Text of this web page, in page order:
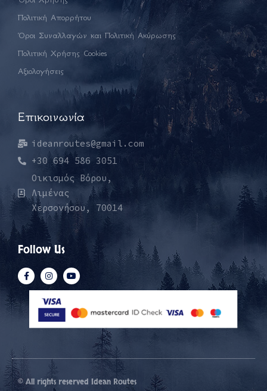
Πολιτική Απορρήτου
Όροι Συναλλαγών και Πολιτική Ακύρωσης
Πολιτική Χρήσης Cookies
Αξιολογήσεις
Επικοινωνία
ideanroutes@gmail.com
+30 694 586 3051
Οικισμός Βόρου,
Λιμένας
Χερσονήσου, 70014
Follow Us
© All rights reserved Idean Routes